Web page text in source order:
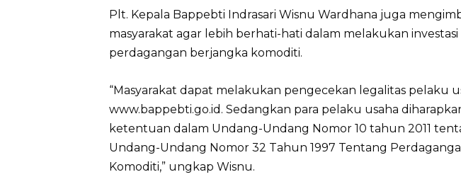
Plt. Kepala Bappebti Indrasari Wisnu Wardhana juga
masyarakat agar lebih berhati-hati dalam melakukan investasi
perdagangan berjangka komoditi.
“Masyarakat dapat melakukan pengecekan legalitas pelaku
www.bappebti.go.id. Sedangkan para pelaku usaha
ketentuan dalam Undang-Undang Nomor 10 tahun 2011
Undang-Undang Nomor 32 Tahun 1997 Tentang
Komoditi,” ungkap Wisnu.